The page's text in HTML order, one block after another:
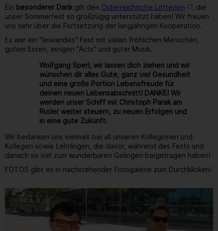
Ein besonderer Dank gilt den Österreichische Lotterien
, die
unser Sommerfest so großzügig unterstützt haben! Wir freuen
uns sehr über die Fortsetzung der langjährigen Kooperation.
Es war ein "leiwandes" Fest mit vielen fröhlichen Menschen,
gutem Essen, einigen "Acts" und guter Musik.
Wolfgang Sperl, wir lassen dich ziehen und wir
wünschen dir alles Gute, ganz viel Gesundheit
und eine große Portion Lebensfreude für
deinen neuen Lebensabschnitt! DANKE! Wir
werden unser Schiff mit Christoph Parak am
Ruder weiter steuern, zu neuen Erfolgen und
in eine gute Zukunft.
Wir bedanken uns vielmals bei all unseren Kolleginnen und
Kollegen sowie Lehrlingen, die davor, während des Fests und
danach so viel zum wunderbaren Gelingen beigetragen haben!
FOTOS gibt es in nachstehender Fotogalerie zum Durchklicken!
5/ 264